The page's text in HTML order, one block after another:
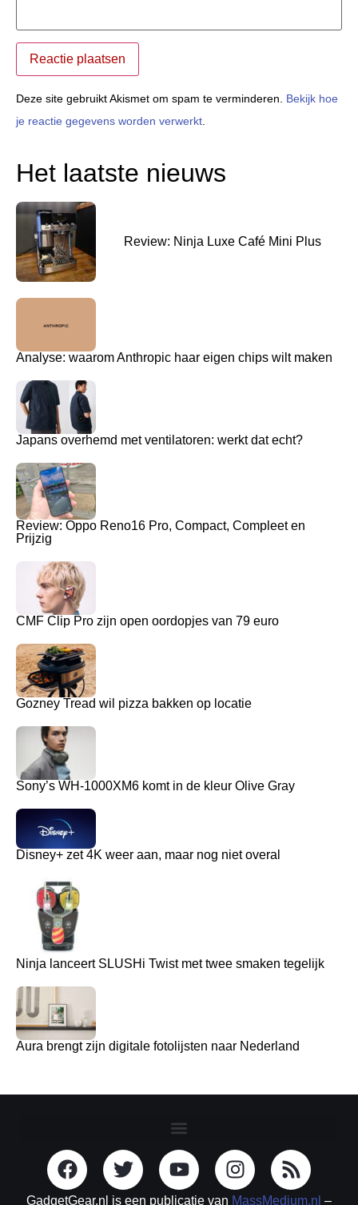
Deze site gebruikt Akismet om spam te verminderen. Bekijk hoe
je reactie gegevens worden verwerkt
Het laatste nieuws
Review: Ninja Luxe Café Mini Plus
Analyse: waarom Anthropic haar eigen chips wilt maken
Japans overhemd met ventilatoren: werkt dat echt?
Review: Oppo Reno16 Pro, Compact, Compleet en
Prijzig
CMF Clip Pro zijn open oordopjes van 79 euro
Gozney Tread wil pizza bakken op locatie
Sony’s WH-1000XM6 komt in de kleur Olive Gray
Disney+ zet 4K weer aan, maar nog niet overal
Ninja lanceert SLUSHi Twist met twee smaken tegelijk
Aura brengt zijn digitale fotolijsten naar Nederland
GadgetGear.nl is een publicatie van MassMedium.nl –